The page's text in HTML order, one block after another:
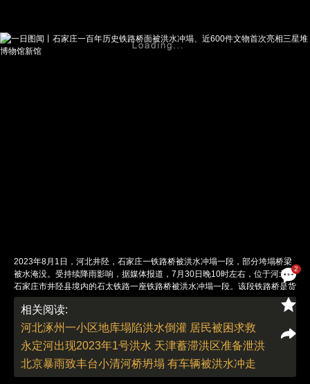
2
2023年8月1日，河北井陉，石家庄一铁路桥被洪水冲塌一段，部分垮塌桥梁
被水淹没。受持续降雨影响，据媒体报道，7月30日晚10时左右，位于河北省
石家庄市井陉县境内的石太铁路一座铁路桥被洪水冲塌一段。该段铁路桥是货
运线路桥，大概垮塌了100米左右，位于井陉县秀林镇跨甘陶河之上，河流上
游有河北张河湾水库。据悉，石太铁路原名正太铁路，是连接石家庄到太原的
铁路干线，全长243公里，是山西通往京、津、沪和江南各地的主要通道，也
责任编辑：李泊静 | 版面编辑：李泊静
相关阅读:
河北涿州一小区地库塌陷洪水倒灌 居民被困求救
永定河出现2023年1号洪水 天津蓄滞洪区准备泄洪
北京暴雨致丰台小清河桥坍塌 有车辆被洪水冲走